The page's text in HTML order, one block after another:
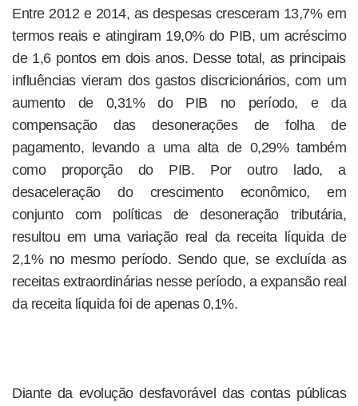
Entre 2012 e 2014, as despesas cresceram 13,7% em
termos reais e atingiram 19,0% do PIB, um acréscimo
de 1,6 pontos em dois anos. Desse total, as principais
influências vieram dos gastos discricionários, com um
aumento de 0,31% do PIB no período, e da
compensação das desonerações de folha de
pagamento, levando a uma alta de 0,29% também
como proporção do PIB. Por outro lado, a
desaceleração do crescimento econômico, em
conjunto com políticas de desoneração tributária,
resultou em uma variação real da receita líquida de
2,1% no mesmo período. Sendo que, se excluída as
receitas extraordinárias nesse período, a expansão real
da receita líquida foi de apenas 0,1%.
Diante da evolução desfavorável das contas públicas